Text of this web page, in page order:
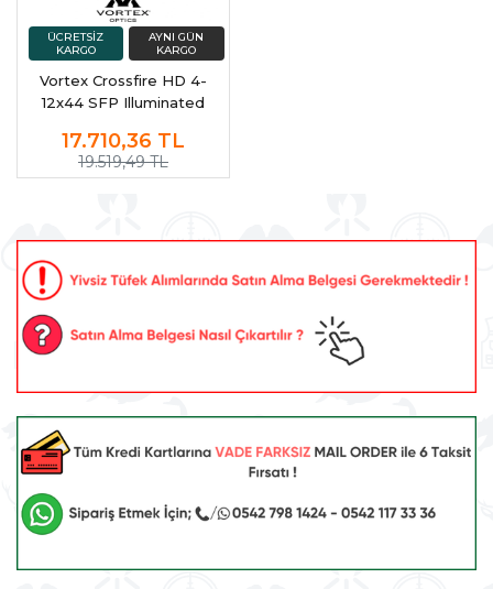
Vortex Crossfire HD 4-
12x44 SFP Illuminated
Dürbünü (MOA)
17.710,36 TL
19.519,49 TL